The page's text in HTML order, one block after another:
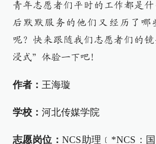
青年志愿者们平时的工作都是
后默默服务的他们又经历了哪
呢？快来跟随我们志愿者们的
浸式”体验一下吧！
作者： 王海璇
学校： 河北传媒学院
志愿岗位：NCS助理 ﹝*NCS：